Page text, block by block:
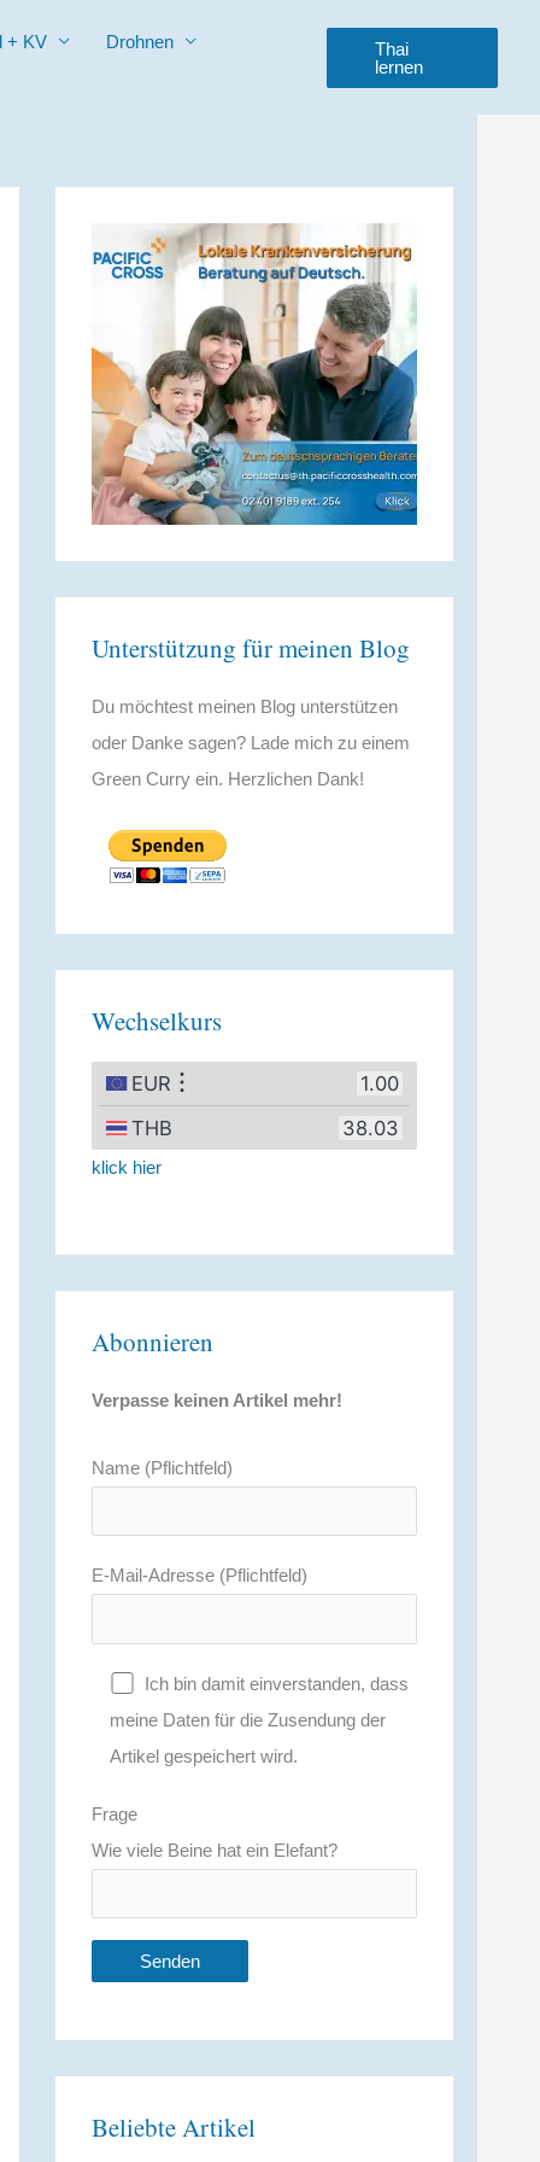
+ KV
Drohnen
Thai
lernen
Unterstützung für meinen Blog
Du möchtest meinen Blog unterstützen
oder Danke sagen? Lade mich zu einem
Green Curry ein. Herzlichen Dank!
Wechselkurs
klick hier
Abonnieren
Verpasse keinen Artikel mehr!
Name (Pflichtfeld)
E-Mail-Adresse (Pflichtfeld)
Ich bin damit einverstanden, dass
meine Daten für die Zusendung der
Artikel gespeichert wird.
Frage
Wie viele Beine hat ein Elefant?
e
Beliebte Artikel